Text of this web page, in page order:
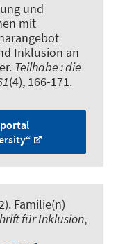
und
mit
Inklusion an
. Teilhabe : die
(4), 166-171.
Familie(n)
für Inklusion,